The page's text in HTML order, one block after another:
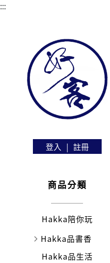
:::
登入 | 註冊
商品分類
Hakka陪你玩
Hakka品書香
Hakka品生活